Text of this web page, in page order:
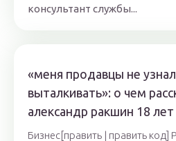
консультант службы...
«меня продавцы не
выталкивать»: о чем
александр ракшин 18 лет
Бизнес[править | править код]